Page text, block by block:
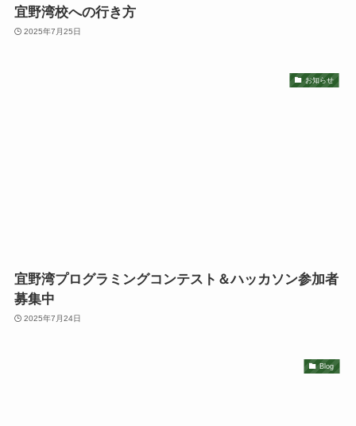
宜野湾校への行き方
2025年7月25日
お知らせ
宜野湾プログラミングコンテスト＆ハッカソン参加者
募集中
2025年7月24日
Blog